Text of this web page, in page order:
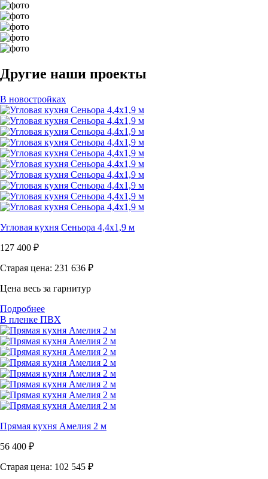
Другие наши проекты
В новостройках
Угловая кухня Сеньора 4,4х1,9 м
127 400 ₽
Старая цена: 231 636 ₽
Цена весь за гарнитур
Подробнее
В пленке ПВХ
Прямая кухня Амелия 2 м
56 400 ₽
Старая цена: 102 545 ₽